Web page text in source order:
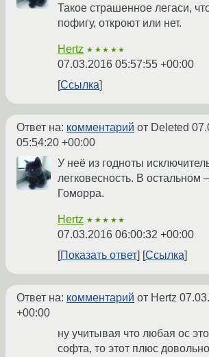
Такое страшенное легаси,
пофигу, откроют или нет.
Hertz ★★★★★
07.03.2016 05:57:55 +00:00
Ссылка
Ответ на: комментарий от Deleted
05:54:20 +00:00
У неё из годноты
легковесность. В остальном
Гоморра.
Hertz ★★★★★
07.03.2016 06:00:32 +00:00
Показать ответ
Ссылка
Ответ на: комментарий от Hertz
+00:00
ну учитывая что любая ос
софта, то этот плюс